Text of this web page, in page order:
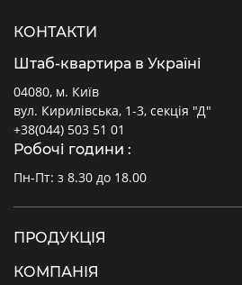
КОНТАКТИ
Штаб-квартира в Україні
04080, м. Київ
вул. Кирилівська, 1-3, секція "Д"
+38(044) 503 51 01
Робочі години :
Пн-Пт: з 8.30 до 18.00
ПРОДУКЦІЯ
КОМПАНІЯ